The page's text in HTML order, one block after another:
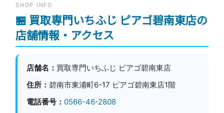
SHOP INFO
🏪 買取専門いちふじ ピアゴ碧南東店の
店舗情報・アクセス
店舗名： 買取専門いちふじ ピアゴ碧南東店
住所： 碧南市東浦町6-17 ピアゴ碧南東店1階
電話番号： 0566-46-2808